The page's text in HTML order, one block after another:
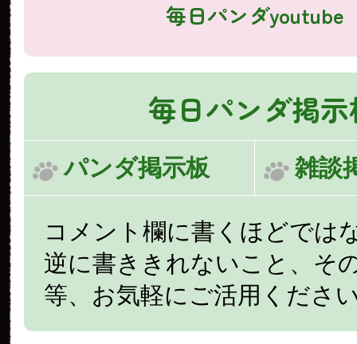
毎日パンダyoutube
毎日パンダ掲
パンダ掲示板 雑談
コメント欄に書くほどでは
逆に書ききれないこと、そ
等、お気軽にご活用くださ